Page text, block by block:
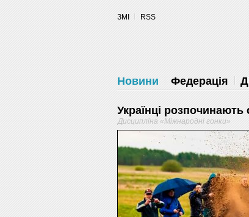
ЗМІ RSS
Новини Федерація
Українці
Дисципліна «Міжнародні гонки»